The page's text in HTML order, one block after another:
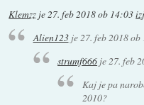
Klemzz je27. feb 2018 ob 14:03
Alien123je27. feb 2018 ob
strumf666 je27. feb
Kaj je pa
2010?